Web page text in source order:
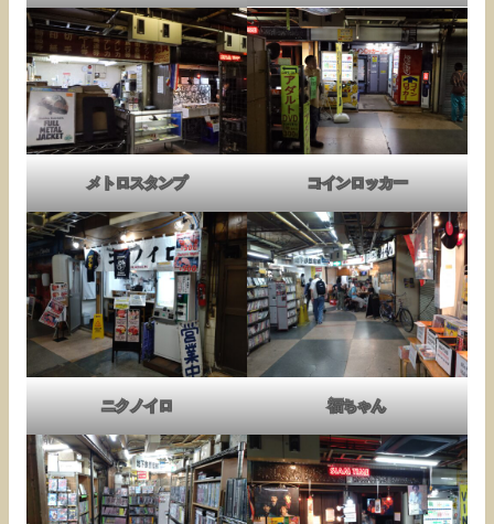
メトロスタンプ コインロッカー
ニクノイロ 福ちゃん